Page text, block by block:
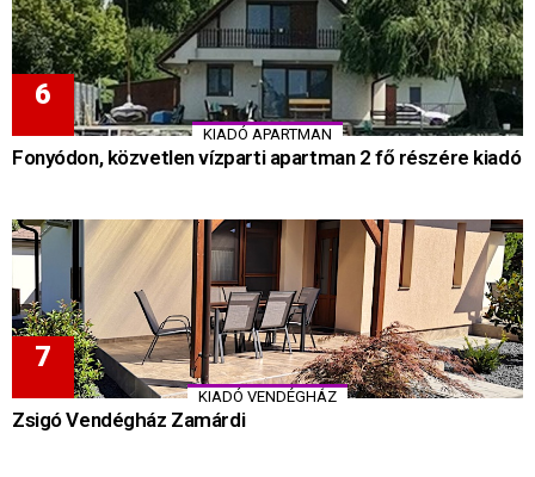
KIADÓ APARTMAN
Fonyódon, közvetlen vízparti apartman 2 fő részére kiadó
KIADÓ VENDÉGHÁZ
Zsigó Vendégház Zamárdi